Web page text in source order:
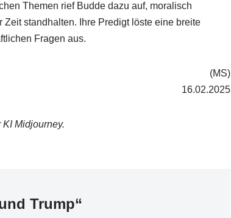
Themen rief Budde dazu auf, moralisch
standhalten. Ihre Predigt löste eine breite
Fragen aus.
(MS)
16.02.2025
Midjourney.
Trump“